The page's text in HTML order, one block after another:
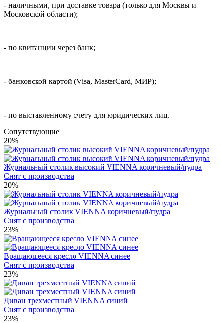
- наличными, при доставке товара (только для Москвы и
Московской области);
- по квитанции через банк;
- банковской картой (Visa, MasterCard, МИР);
- по выставленному счету для юридических лиц.
Cопутствующие
20%
Журнальный столик высокий VIENNA коричневый/пудра
Снят с производства
20%
Журнальный столик VIENNA коричневый/пудра
Снят с производства
23%
Вращающееся кресло VIENNA синее
Снят с производства
23%
Диван трехместный VIENNA синий
Снят с производства
23%